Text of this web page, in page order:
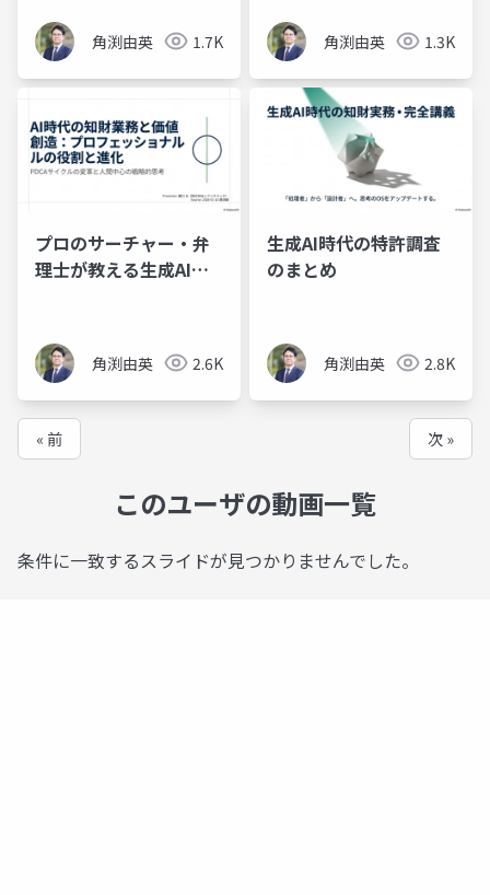
角渕由英 1.7K 角渕由英 1.3K
プロのサーチャー・弁
理士が教える生成AI時
角渕由英 2.6K
生成AI時代の特許調査
のまとめ
角渕由英 2.8K
« 前 次 »
このユーザの動画一覧
条件に一致するスライドが見つかりませんでした。